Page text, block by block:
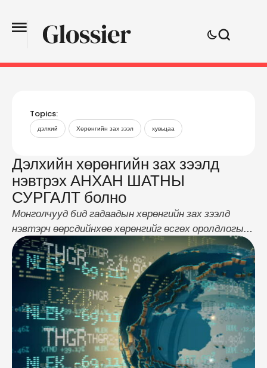
Topics:
дэлхий Хөрөнгийн зах зээл хувьцаа
Дэлхийн хөрөнгийн зах зээлд
нэвтрэх АНХАН ШАТНЫ
СУРГАЛТ болно
Монголчууд бид гадаадын хөрөнгийн зах зээлд
нэвтэрч өөрсдийнхөө хөрөнгийг өсгөх оролдлогыг
олонтаа хийсэн. Харамсалтай нь олохоосоо
илүүтэйгээр алдах нь элбэг байдгыг нуух юун.
Үнэхээр гадаад зах зээлд амжилттай хөрөнгө
оруулалт хийж чадвал өргөн боломж бий. Гэхдээ
"зөв арга"-аа олохгүйгээр та хэзээ ч амжилтанд
хүрэхгүй. Иймээс бид энэхүү сургалтаараа танд
"зөв арга", "бодит алхам"-аа хэрхэн оновчтой …